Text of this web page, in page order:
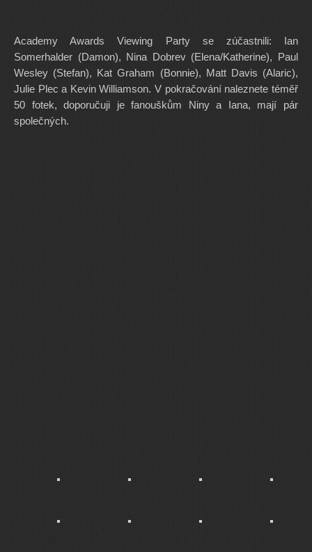
Academy Awards Viewing Party se zúčastnili: Ian
Somerhalder (Damon), Nina Dobrev (Elena/Katherine), Paul
Wesley (Stefan), Kat Graham (Bonnie), Matt Davis (Alaric),
Julie Plec a Kevin Williamson. V pokračování naleznete téměř
50 fotek, doporučuji je fanouškům Niny a Iana, mají pár
společných.